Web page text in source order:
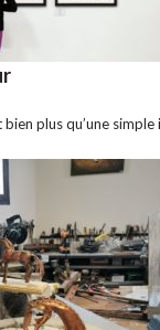
plus qu’une simple